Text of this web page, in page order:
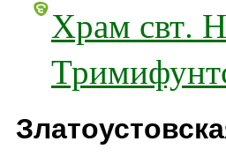
Храм свт.